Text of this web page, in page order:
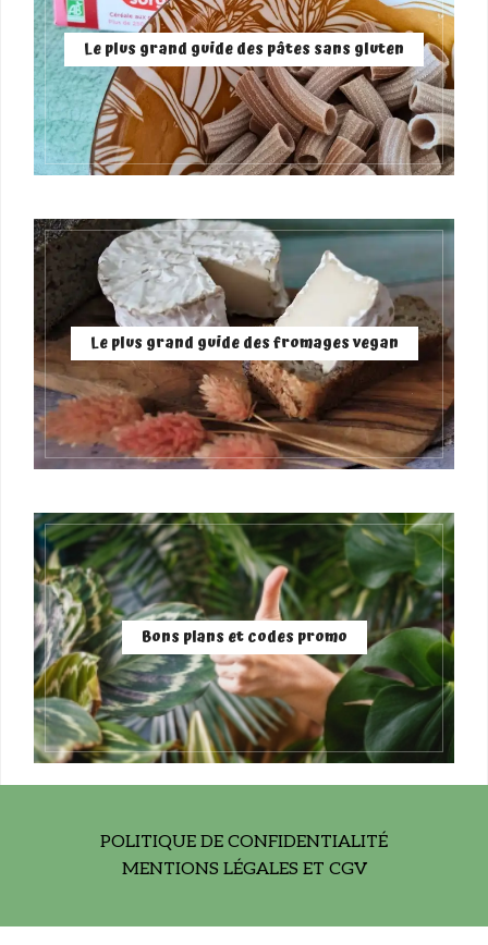
Le plus grand guide des pâtes sans gluten
Le plus grand guide des fromages vegan
Bons plans et codes promo
POLITIQUE DE CONFIDENTIALITÉ
MENTIONS LÉGALES ET CGV